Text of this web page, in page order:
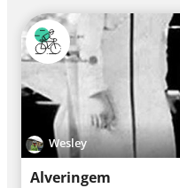
Wesley
Alveringem